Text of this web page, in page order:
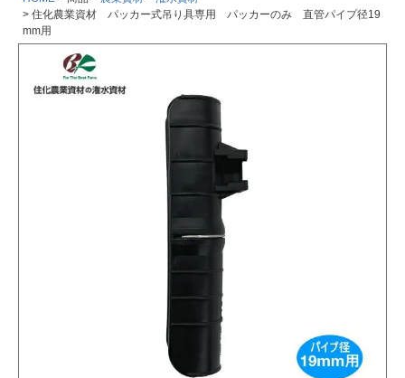
住化農業資材 パッカー式吊り具専用 パッカーのみ 直管パイプ径19
mm用